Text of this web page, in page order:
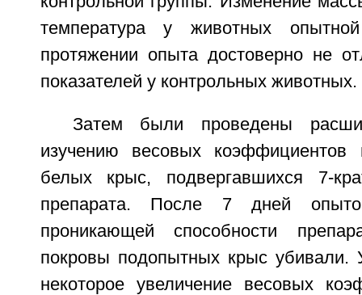
температура у животных
протяжении опыта достоверно не
показателей у контрольных животных.
Затем были проведены
изучению весовых коэффициентов
белых крыс, подвергавшихся 7-
препарата. После 7 дней
проникающей способности
покровы подопытных крыс убивали.
некоторое увеличение весовых